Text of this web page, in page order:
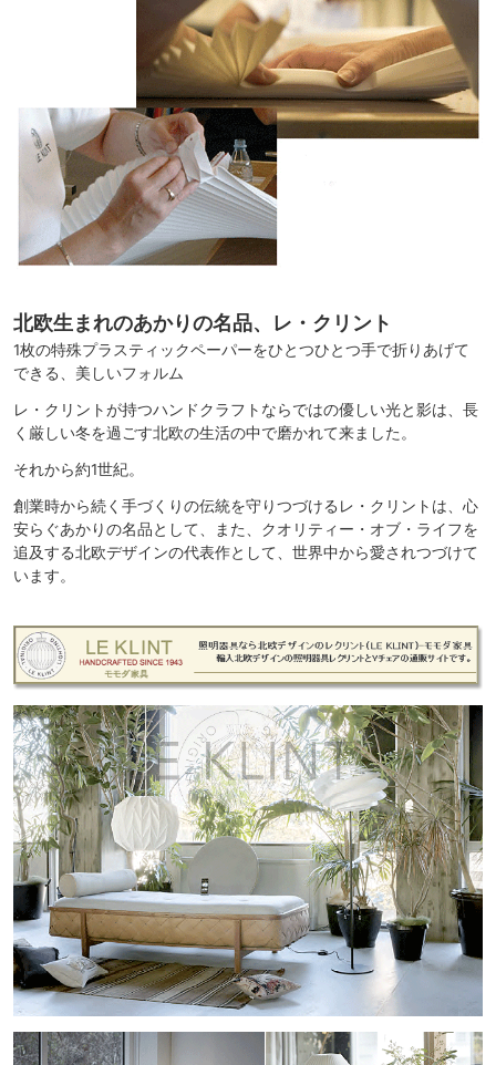
北欧生まれのあかりの名品、レ・クリント
1枚の特殊プラスティックペーパーをひとつひとつ手で折りあげて
できる、美しいフォルム
レ・クリントが持つハンドクラフトならではの優しい光と影は、長
く厳しい冬を過ごす北欧の生活の中で磨かれて来ました。
それから約1世紀。
創業時から続く手づくりの伝統を守りつづけるレ・クリントは、心
安らぐあかりの名品として、また、クオリティー・オブ・ライフを
追及する北欧デザインの代表作として、世界中から愛されつづけて
います。